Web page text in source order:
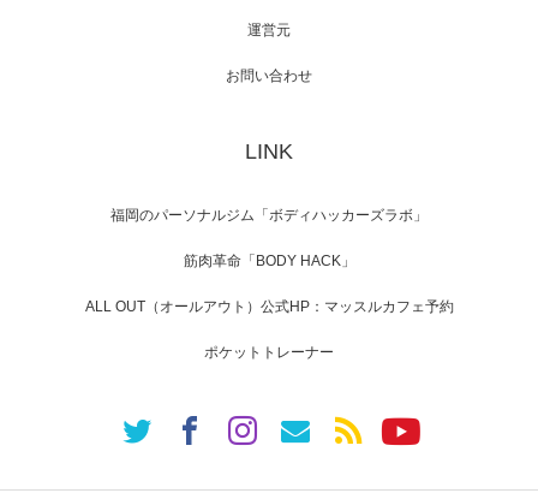
【TV】NHK BS「COOL JAPAN 」にてマッス
「ねとらぼ」さんに…
運営元
お問い合わせ
LINK
福岡のパーソナルジム「ボディハッカーズラボ」
筋肉革命「BODY HACK」
ALL OUT（オールアウト）公式HP：マッスルカフェ予約
ポケットトレーナー